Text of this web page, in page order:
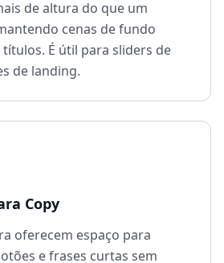
de altura do que um
cenas de fundo
É útil para sliders de
de landing.
Copy
oferecem espaço para
e frases curtas sem